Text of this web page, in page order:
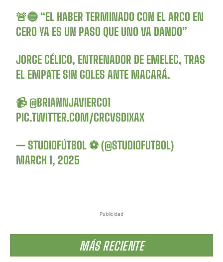
Publicidad
MÁS RECIENTE
🚨🔵 “EL HABER TERMINADO CON EL ARCO EN
CERO YA ES UN PASO QUE UNO VA DANDO”
JORGE CÉLICO, ENTRENADOR DE EMELEC, TRAS
EL EMPATE SIN GOLES ANTE MACARÁ.
📹 @BRIANNJAVIERC01
PIC.TWITTER.COM/CRCVSDIXAX
— STUDIOFÚTBOL ⚽ (@STUDIOFUTBOL)
MARCH 1, 2025